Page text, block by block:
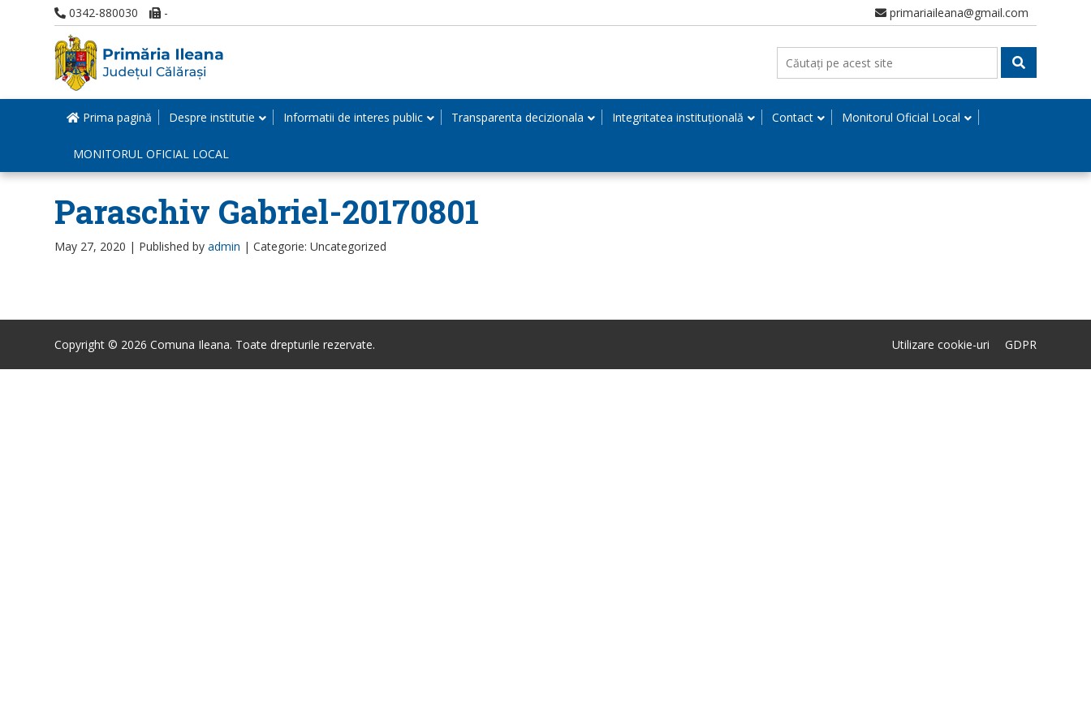
0342-880030 - primariaileana@gmail.com
Prima pagină Despre institutie Informatii de interes public Transparenta decizionala Integritatea instituțională Contact Monitorul Oficial Local
MONITORUL OFICIAL LOCAL
Paraschiv Gabriel-20170801
May 27, 2020 | Published by admin | Categorie: Uncategorized
Copyright © 2026 Comuna Ileana. Toate drepturile rezervate. Utilizare cookie-uri GDPR